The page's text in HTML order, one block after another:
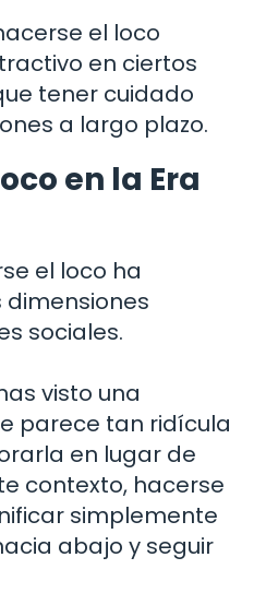
el loco
en ciertos
tener cuidado
a largo plazo.
en la Era
el loco ha
sociales.
visto una
parece tan ridícula
en lugar de
contexto, hacerse
simplemente
abajo y seguir